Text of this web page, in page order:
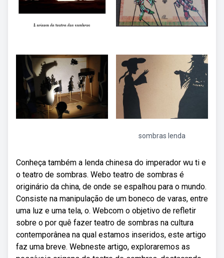
sombras lenda
Conheça também a lenda chinesa do imperador wu ti e
o teatro de sombras. Webo teatro de sombras é
originário da china, de onde se espalhou para o mundo.
Consiste na manipulação de um boneco de varas, entre
uma luz e uma tela, o. Webcom o objetivo de refletir
sobre o por quê fazer teatro de sombras na cultura
contemporânea na qual estamos inseridos, este artigo
faz uma breve. Webneste artigo, exploraremos as